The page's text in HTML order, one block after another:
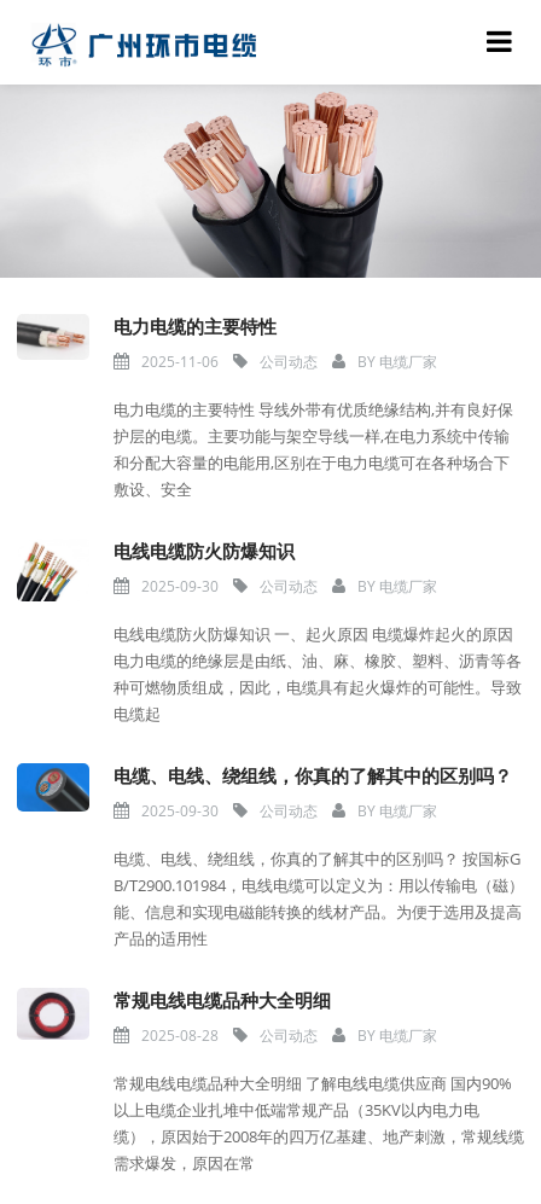
电力电缆的主要特性
2025-11-06 公司动态 BY 电缆厂家
电力电缆的主要特性 导线外带有优质绝缘结构,并有良好保
护层的电缆。主要功能与架空导线一样,在电力系统中传输
和分配大容量的电能用,区别在于电力电缆可在各种场合下
敷设、安全
电线电缆防火防爆知识
2025-09-30 公司动态 BY 电缆厂家
电线电缆防火防爆知识 一、起火原因 电缆爆炸起火的原因
电力电缆的绝缘层是由纸、油、麻、橡胶、塑料、沥青等各
种可燃物质组成，因此，电缆具有起火爆炸的可能性。导致
电缆起
电缆、电线、绕组线，你真的了解其中的区别吗？
2025-09-30 公司动态 BY 电缆厂家
电缆、电线、绕组线，你真的了解其中的区别吗？ 按国标G
B/T2900.101984，电线电缆可以定义为：用以传输电（磁）
能、信息和实现电磁能转换的线材产品。为便于选用及提高
产品的适用性
常规电线电缆品种大全明细
2025-08-28 公司动态 BY 电缆厂家
常规电线电缆品种大全明细 了解电线电缆供应商 国内90%
以上电缆企业扎堆中低端常规产品（35KV以内电力电
缆），原因始于2008年的四万亿基建、地产刺激，常规线缆
需求爆发，原因在常